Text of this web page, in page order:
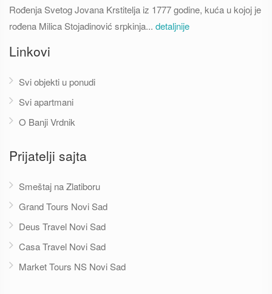
Rođenja Svetog Jovana Krstitelja iz 1777 godine, kuća u kojoj je
rođena Milica Stojadinović srpkinja... detaljnije
Linkovi
Svi objekti u ponudi
Svi apartmani
O Banji Vrdnik
Prijatelji sajta
Smeštaj na Zlatiboru
Grand Tours Novi Sad
Deus Travel Novi Sad
Casa Travel Novi Sad
Market Tours NS Novi Sad